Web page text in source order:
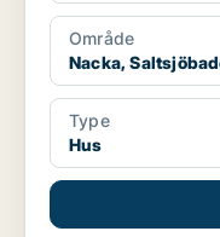
Område
Nacka,
Type
Hus